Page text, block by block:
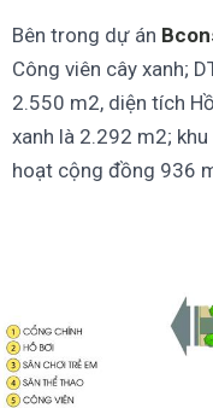
Bên trong dự án
Công viên cây xanh;
2.550 m2, diện tích
xanh là 2.292 m2;
hoạt cộng đồng 936